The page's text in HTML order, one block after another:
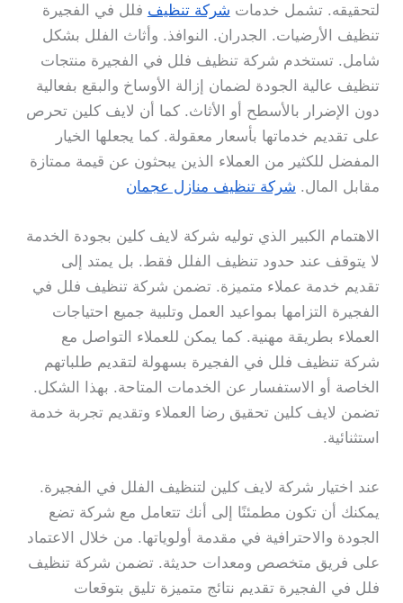
لتحقيقه. تشمل خدمات شركة تنظيف فلل في الفجيرة
تنظيف الأرضيات. الجدران. النوافذ. وأثاث الفلل بشكل
شامل. تستخدم شركة تنظيف فلل في الفجيرة منتجات
تنظيف عالية الجودة لضمان إزالة الأوساخ والبقع بفعالية
دون الإضرار بالأسطح أو الأثاث. كما أن لايف كلين تحرص
على تقديم خدماتها بأسعار معقولة. كما يجعلها الخيار
المفضل للكثير من العملاء الذين يبحثون عن قيمة ممتازة
مقابل المال. شركة تنظيف منازل عجمان
الاهتمام الكبير الذي توليه شركة لايف كلين بجودة الخدمة
لا يتوقف عند حدود تنظيف الفلل فقط. بل يمتد إلى
تقديم خدمة عملاء متميزة. تضمن شركة تنظيف فلل في
الفجيرة التزامها بمواعيد العمل وتلبية جميع احتياجات
العملاء بطريقة مهنية. كما يمكن للعملاء التواصل مع
شركة تنظيف فلل في الفجيرة بسهولة لتقديم طلباتهم
الخاصة أو الاستفسار عن الخدمات المتاحة. بهذا الشكل.
تضمن لايف كلين تحقيق رضا العملاء وتقديم تجربة خدمة
استثنائية.
عند اختيار شركة لايف كلين لتنظيف الفلل في الفجيرة.
يمكنك أن تكون مطمئنًا إلى أنك تتعامل مع شركة تضع
الجودة والاحترافية في مقدمة أولوياتها. من خلال الاعتماد
على فريق متخصص ومعدات حديثة. تضمن شركة تنظيف
فلل في الفجيرة تقديم نتائج متميزة تليق بتوقعات